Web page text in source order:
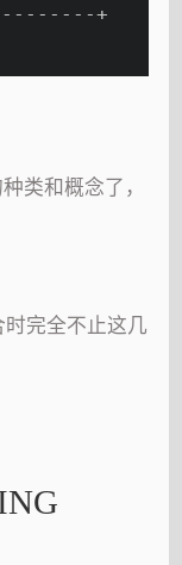
+
类和概念了，
完全不止这几